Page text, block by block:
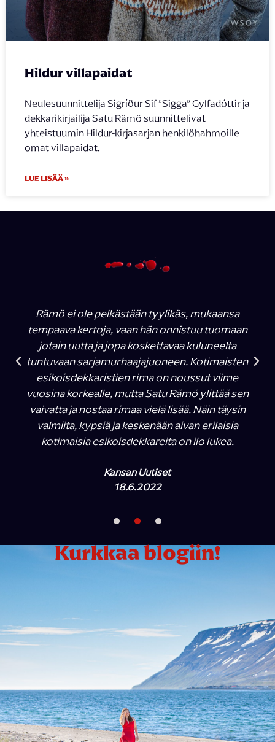
Hildur villapaidat
Neulesuunnittelija Sigríður Sif ”Sigga” Gylfadóttir ja
dekkarikirjailija Satu Rämö suunnittelivat
yhteistuumin Hildur-kirjasarjan henkilöhahmoille
omat villapaidat.
LUE LISÄÄ »
Rämö ei ole pelkästään tyylikäs, mukaansa
tempaava kertoja, vaan hän onnistuu tuomaan
jotain uutta ja jopa koskettavaa kuluneelta
tuntuvaan sarjamurhaajajuoneen. Kotimaisten
esikoisdekkaristien rima on noussut viime
vuosina korkealle, mutta Satu Rämö ylittää sen
vaivatta ja nostaa rimaa vielä lisää. Näin täysin
valmiita, kypsiä ja keskenään aivan erilaisia
kotimaisia esikoisdekkareita on ilo lukea.
Kansan Uutiset
18.6.2022
Kurkkaa blogiin!